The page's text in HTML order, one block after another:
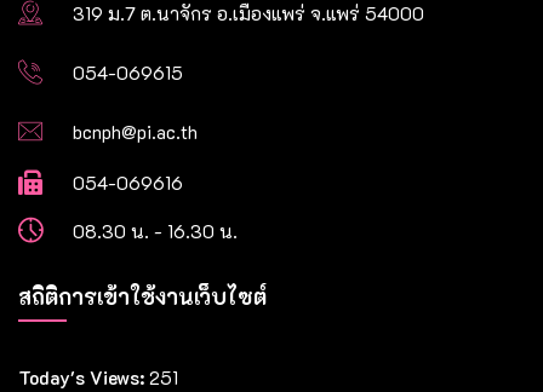
319 ม.7 ต.นาจักร อ.เมืองแพร่ จ.แพร่ 54000
054-069615
bcnph@pi.ac.th
054-069616
08.30 น. - 16.30 น.
สถิติการเข้าใช้งานเว็บไซต์
Today's Views: 251